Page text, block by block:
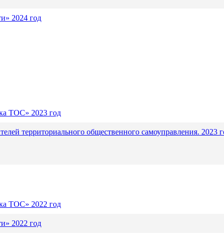
2024 год
ТОС» 2023 год
территориального общественного самоуправления. 2023
ТОС» 2022 год
2022 год